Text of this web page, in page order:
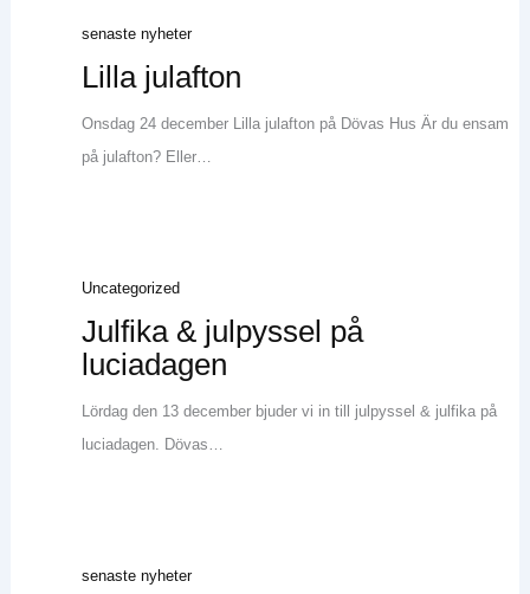
senaste nyheter
Lilla julafton
Onsdag 24 december Lilla julafton på Dövas Hus Är du ensam
på julafton? Eller…
Uncategorized
Julfika & julpyssel på
luciadagen
Lördag den 13 december bjuder vi in till julpyssel & julfika på
luciadagen. Dövas…
senaste nyheter